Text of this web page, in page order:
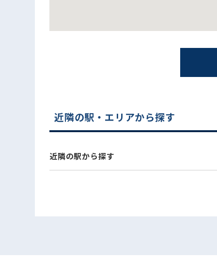
電話でお問い合わせ
近隣の駅・エリアから探す
近隣の駅から探す